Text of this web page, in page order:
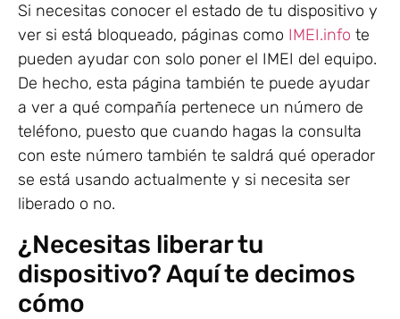
Si necesitas conocer el estado de tu dispositivo y
ver si está bloqueado, páginas como IMEI.info te
pueden ayudar con solo poner el IMEI del equipo.
De hecho, esta página también te puede ayudar
a ver a qué compañía pertenece un número de
teléfono, puesto que cuando hagas la consulta
con este número también te saldrá qué operador
se está usando actualmente y si necesita ser
liberado o no.
¿Necesitas liberar tu
dispositivo? Aquí te decimos
cómo